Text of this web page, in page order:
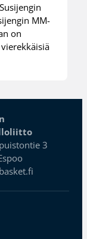
MM-
on
3